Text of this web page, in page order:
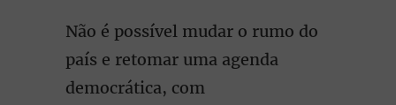
Não é possível mudar o rumo do
país e retomar uma agenda
democrática, com